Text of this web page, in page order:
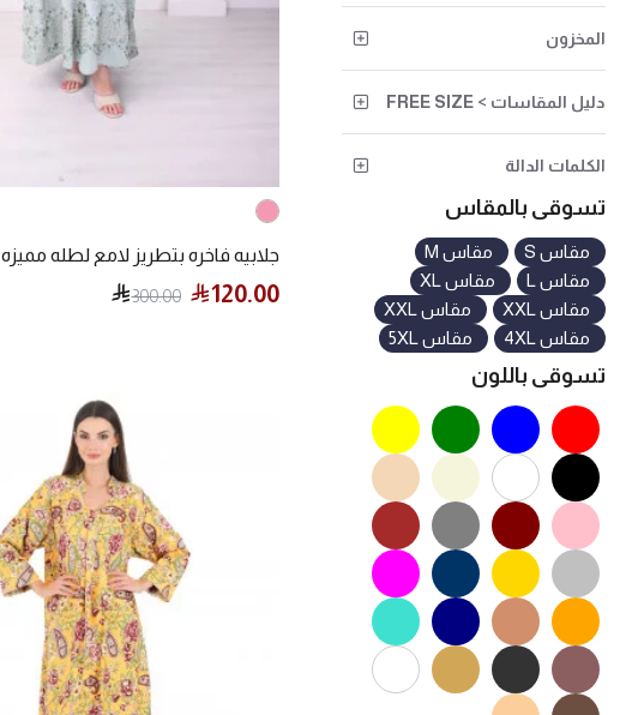
دليل المقاسات > FREE SIZE
الكلمات الدالة
المخزون
تسوقى بالمقاس
مقاس S
مقاس M
مقاس L
مقاس XL
مقاس XXL
مقاس XXL
مقاس 4XL
مقاس 5XL
تسوقى باللون
جلابيه فاخره بتطريز لامع لطله مميزه
120.00
300.00